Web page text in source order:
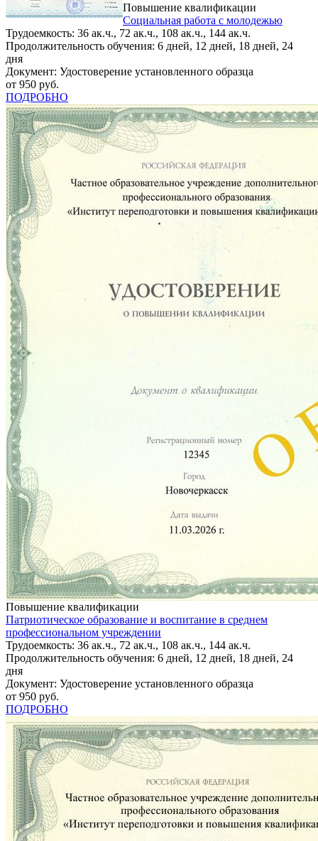
Повышение квалификации
Социальная работа с молодежью
Трудоемкость: 36 ак.ч., 72 ак.ч., 108 ак.ч., 144 ак.ч.
Продолжительность обучения: 6 дней, 12 дней, 18 дней, 24
дня
Документ: Удостоверение установленного образца
от 950 руб.
ПОДРОБНО
Повышение квалификации
Патриотическое образование и воспитание в среднем
профессиональном учреждении
Трудоемкость: 36 ак.ч., 72 ак.ч., 108 ак.ч., 144 ак.ч.
Продолжительность обучения: 6 дней, 12 дней, 18 дней, 24
дня
Документ: Удостоверение установленного образца
от 950 руб.
ПОДРОБНО